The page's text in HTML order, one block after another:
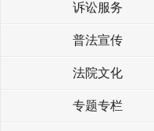
诉讼服务
普法宣传
法院文化
专题专栏